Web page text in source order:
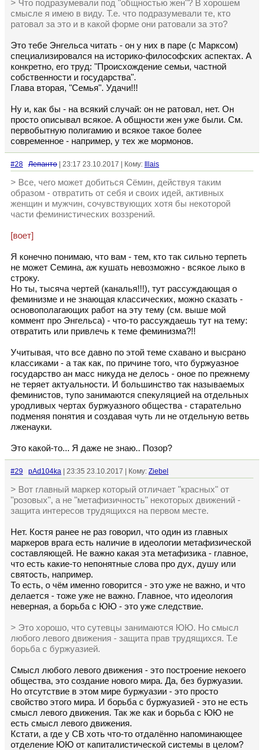
> Что подразумевали под "общностью жен"? В хорошем
смысле я имею в виду. Т.е. что подразумевали те, кто
ратовал за это и в какой форме они ратовали за это?
Это тебе Энгельса читать - он у них в паре (с Марксом)
специализировался на историко-философских аспектах. А
конкретно, его труд: "Происхождение семьи, частной
собственности и государства".
Глава вторая, "Семья". Удачи!!!
Ну и, как бы - на всякий случай: он не ратовал, нет. Он
просто описывал всякое. А общности жен уже были. См.
первобытную полигамию и всякое такое более
современное - например, у тех же мормонов.
#28 Лепанто | 23:17 23.10.2017 | Кому: Illais
> Все, чего может добиться Сёмин, действуя таким
образом - отвратить от себя и своих идей, активных
женщин и мужчин, сочувствующих хотя бы некоторой
части феминистических воззрений.
[воет]
Я конечно понимаю, что вам - тем, кто так сильно терпеть
не может Семина, аж кушать невозможно - всякое лыко в
строку.
Но ты, тысяча чертей (каналья!!!), тут рассуждающая о
феминизме и не знающая классических, можно сказать -
основополагающих работ на эту тему (см. выше мой
коммент про Энгельса) - что-то рассуждаешь тут на тему:
отвратить или привлечь к теме феминизма?!!
Учитывая, что все давно по этой теме схавано и высрано
классиками - а так как, по причине того, что буржуазное
государство ан масс никуда не делось - оное по прежнему
не теряет актуальности. И большинство так называемых
феминистов, тупо занимаются спекуляцией на отдельных
уродливых чертах буржуазного общества - старательно
подменяя понятия и создавая чуть ли не отдельную ветвь
лженауки.
Это какой-то... Я даже не знаю.. Позор?
#29 pAd104ka | 23:35 23.10.2017 | Кому: Ziebel
> Вот главный маркер который отличает "красных" от
"розовых", а не "метафизичность" некоторых движений -
защита интересов трудящихся на первом месте.
Нет. Костя ранее не раз говорил, что один из главных
маркеров врага есть наличие в идеологии метафизической
составляющей. Не важно какая эта метафизика - главное,
что есть какие-то непонятные слова про дух, душу или
святость, например.
То есть, о чём именно говорится - это уже не важно, и что
делается - тоже уже не важно. Главное, что идеология
неверная, а борьба с ЮЮ - это уже следствие.
> Это хорошо, что сутевцы занимаются ЮЮ. Но смысл
любого левого движения - защита прав трудящихся. Т.е
борьба с буржуазией.
Смысл любого левого движения - это построение некоего
общества, это создание нового мира. Да, без буржуазии.
Но отсутствие в этом мире буржуазии - это просто
свойство этого мира. И борьба с буржуазией - это не есть
смысл левого движения. Так же как и борьба с ЮЮ не
есть смысл левого движения.
Кстати, а где у СВ хоть что-то отдалённо напоминающее
отделение ЮЮ от капиталистической системы в целом?